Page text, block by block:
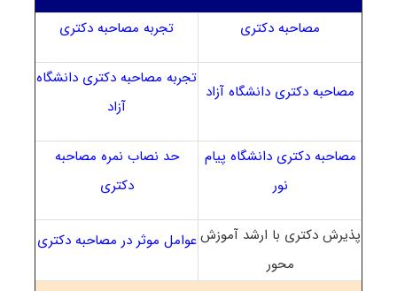
مصاحبه دکتری تجربه مصاحبه دکتری
مصاحبه دکتری دانشگاه آزاد
تجربه مصاحبه دکتری دانشگاه
آزاد
مصاحبه دکتری دانشگاه پیام
نور
حد نصاب نمره مصاحبه
دکتری
پذیرش دکتری با ارشد آموزش
محور
عوامل موثر در مصاحبه دکتری